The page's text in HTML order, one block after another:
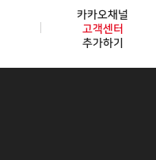
카카오채널
고객센터
추가하기